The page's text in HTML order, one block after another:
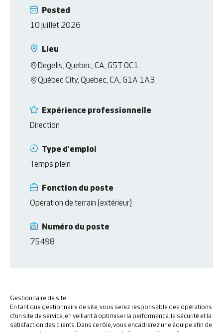
Posted
10 juillet 2026
Numéro du poste
75498
Lieu
Degelis, Quebec, CA, G5T 0C1
Québec City, Quebec, CA, G1A 1A3
Expérience professionnelle
Direction
Type d’emploi
Temps plein
Fonction du poste
Opération de terrain (extérieur)
Gestionnaire de site
En tant que gestionnaire de site, vous serez responsable des opérations
d’un site de service, en veillant à optimiser la performance, la sécurité et la
satisfaction des clients. Dans ce rôle, vous encadrerez une équipe afin de